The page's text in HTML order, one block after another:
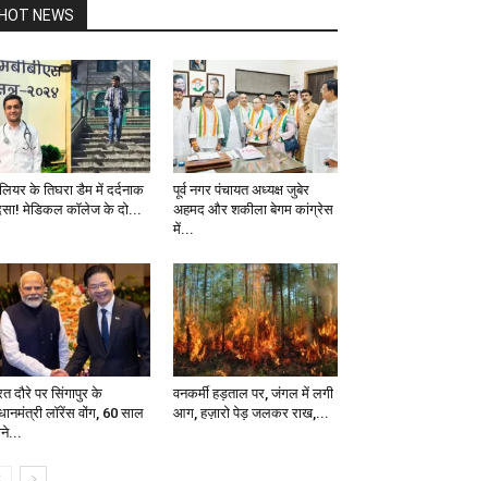
NEWS
के तिघरा डैम में दर्दनाक
मेडिकल कॉलेज के दो...
पूर्व नगर पंचायत अध्यक्ष जुबेर
अहमद और शकीला बेगम कांग्रेस
में...
दौरे पर सिंगापुर के
लॉरेंस वोंग, 60 साल
वनकर्मी हड़ताल पर, जंगल में लगी
आग, हज़ारो पेड़ जलकर राख,...